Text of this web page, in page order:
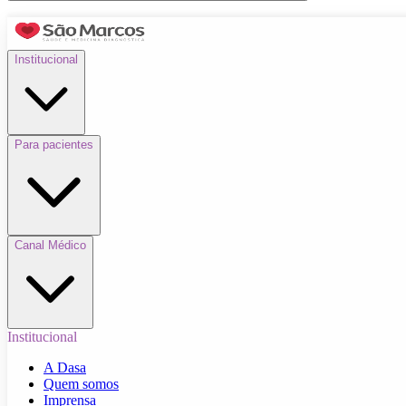
Institucional
Para pacientes
Canal Médico
Institucional
A Dasa
Quem somos
Imprensa